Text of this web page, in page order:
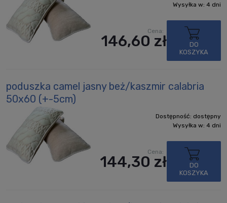
Wysyłka w: 4 dni
Cena:
146,60 zł
DO
KOSZYKA
poduszka camel jasny beż/kaszmir calabria
50x60 (+-5cm)
Dostępność: dostępny
Wysyłka w: 4 dni
Cena:
144,30 zł
DO
KOSZYKA